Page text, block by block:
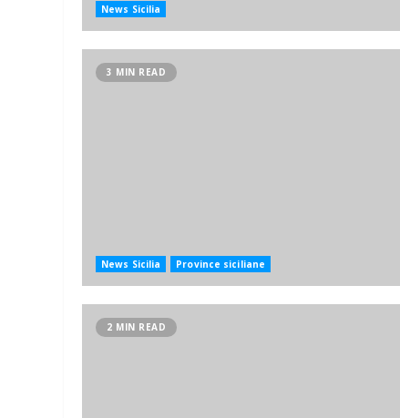
News Sicilia
3 MIN READ
News Sicilia Province siciliane
2 MIN READ